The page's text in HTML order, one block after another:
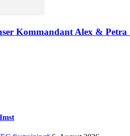
Kommandant Alex & Petra